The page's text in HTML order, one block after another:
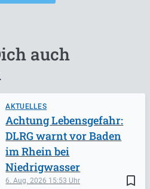
auch
AKTUELLES
bookmark_border
6. Aug. 2026 15:53
Achtung Lebensgefahr:
DLRG warnt vor Baden
im Rhein bei
Niedrigwasser